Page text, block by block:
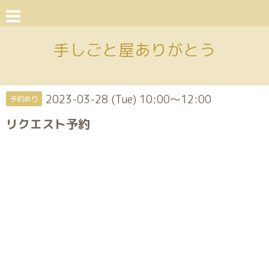
手しごと屋ありがとう
予約あり 2023-03-28 (Tue) 10:00～12:00
リクエスト予約